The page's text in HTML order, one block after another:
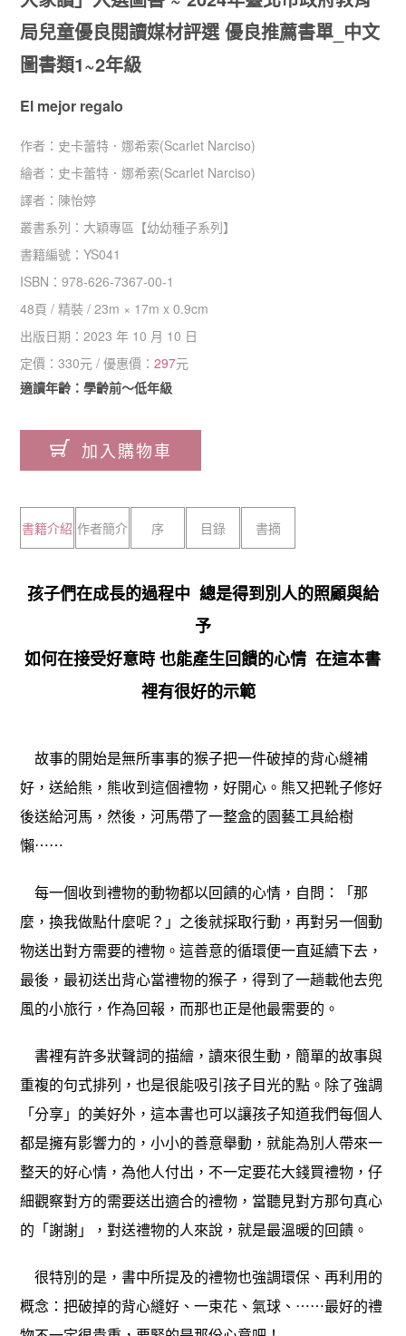
局兒童優良閱讀媒材評選 優良推薦書單_中文
圖書類1~2年級
El mejor regalo
作者： 史卡蕾特．娜希索(Scarlet Narciso)
繪者： 史卡蕾特．娜希索(Scarlet Narciso)
譯者： 陳怡婷
叢書系列： 大穎專區 【幼幼種子系列】
書籍編號：YS041
ISBN：978-626-7367-00-1
48頁 /精裝 /23m × 17m x 0.9cm
出版日期：2023 年 10 月 10 日
定價：330元 / 優惠價：297元
適讀年齡：學齡前～低年級
加入購物車
書籍介紹 作者簡介 序 目錄 書摘
孩子們在成長的過程中 總是得到別人的照顧與給
予
如何在接受好意時 也能產生回饋的心情 在這本書
裡有很好的示範
故事的開始是無所事事的猴子把一件破掉的背心縫補
好，送給熊，熊收到這個禮物，好開心。熊又把靴子修好
後送給河馬，然後，河馬帶了一整盒的園藝工具給樹
懶⋯⋯
每一個收到禮物的動物都以回饋的心情，自問：「那
麼，換我做點什麼呢？」之後就採取行動，再對另一個動
物送出對方需要的禮物。這善意的循環便一直延續下去，
最後，最初送出背心當禮物的猴子，得到了一趟載他去兜
風的小旅行，作為回報，而那也正是他最需要的。
書裡有許多狀聲詞的描繪，讀來很生動，簡單的故事與
重複的句式排列，也是很能吸引孩子目光的點。除了強調
「分享」的美好外，這本書也可以讓孩子知道我們每個人
都是擁有影響力的，小小的善意舉動，就能為別人帶來一
整天的好心情，為他人付出，不一定要花大錢買禮物，仔
細觀察對方的需要送出適合的禮物，當聽見對方那句真心
的「謝謝」，對送禮物的人來說，就是最溫暖的回饋。
很特別的是，書中所提及的禮物也強調環保、再利用的
概念：把破掉的背心縫好、一束花、氣球、⋯⋯最好的禮